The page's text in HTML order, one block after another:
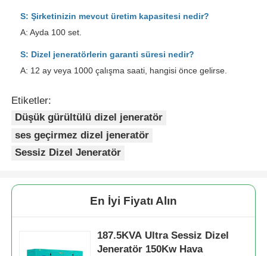
S: Şirketinizin mevcut üretim kapasitesi nedir?
A: Ayda 100 set.
S: Dizel jeneratörlerin garanti süresi nedir?
A: 12 ay veya 1000 çalışma saati, hangisi önce gelirse.
Etiketler:
Düşük gürültülü dizel jeneratör
ses geçirmez dizel jeneratör
Sessiz Dizel Jeneratör
En İyi Fiyatı Alın
187.5KVA Ultra Sessiz Dizel
Jeneratör 150Kw Hava